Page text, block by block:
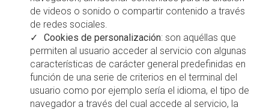
de videos o sonido o compartir contenido a través
de redes sociales.
Cookies de personalización: son aquéllas que
permiten al usuario acceder al servicio con algunas
características de carácter general predefinidas en
función de una serie de criterios en el terminal del
usuario como por ejemplo sería el idioma, el tipo de
navegador a través del cual accede al servicio, la